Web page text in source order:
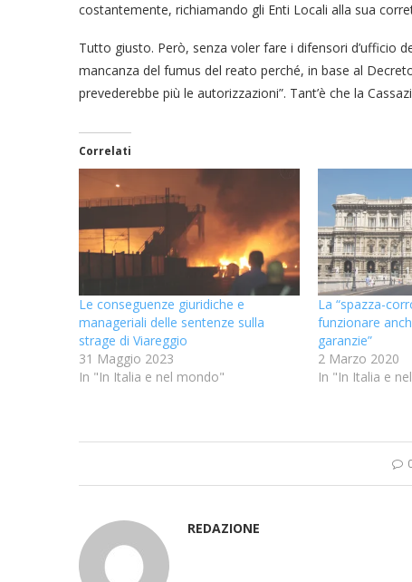
costantemente, richiamando gli Enti Locali alla sua
Tutto giusto. Però, senza voler fare i difensori d’ufficio
mancanza del fumus del reato perché, in base al
prevederebbe più le autorizzazioni”. Tant’è che la
Correlati
Le conseguenze giuridiche e
manageriali delle sentenze sulla
strage di Viareggio
31 Maggio 2023
In "In Italia e nel mondo"
La “spazza-
funzionare
garanzie”
2 Marzo 2020
In "In Italia e
REDAZIONE